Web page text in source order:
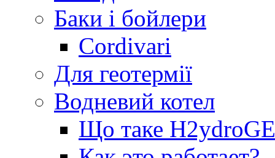
Баки і бойлери
Cordivari
Для геотермії
Водневий котел
Що таке